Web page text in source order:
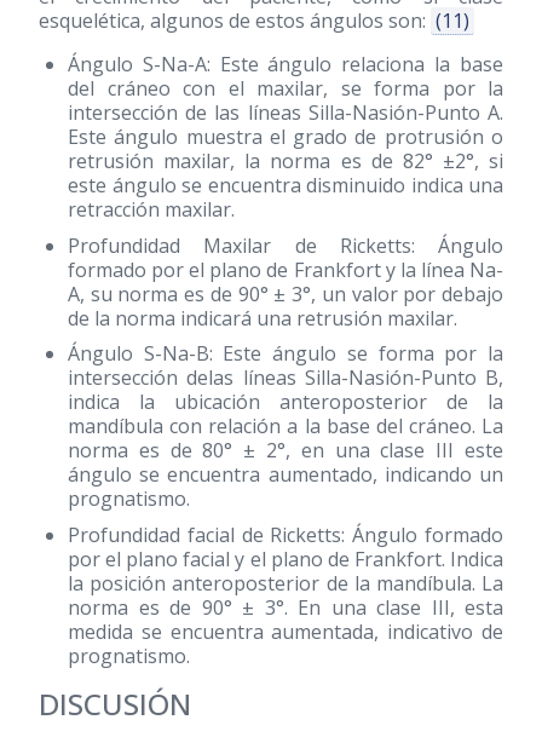
esquelética, algunos de estos ángulos son: (11)
Ángulo S-Na-A: Este ángulo relaciona la base
del cráneo con el maxilar, se forma por la
intersección de las líneas Silla-Nasión-Punto A.
Este ángulo muestra el grado de protrusión o
retrusión maxilar, la norma es de 82° ±2°, si
este ángulo se encuentra disminuido indica una
retracción maxilar.
Profundidad Maxilar de Ricketts: Ángulo
formado por el plano de Frankfort y la línea Na-
A, su norma es de 90° ± 3°, un valor por debajo
de la norma indicará una retrusión maxilar.
Ángulo S-Na-B: Este ángulo se forma por la
intersección delas líneas Silla-Nasión-Punto B,
indica la ubicación anteroposterior de la
mandíbula con relación a la base del cráneo. La
norma es de 80° ± 2°, en una clase III este
ángulo se encuentra aumentado, indicando un
prognatismo.
Profundidad facial de Ricketts: Ángulo formado
por el plano facial y el plano de Frankfort. Indica
la posición anteroposterior de la mandíbula. La
norma es de 90° ± 3°. En una clase III, esta
medida se encuentra aumentada, indicativo de
prognatismo.
DISCUSIÓN